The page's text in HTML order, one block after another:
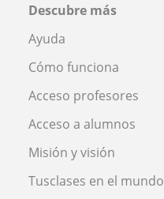
Descubre más
Ayuda
Cómo funciona
Acceso profesores
Acceso a alumnos
Misión y visión
Tusclases en el mundo